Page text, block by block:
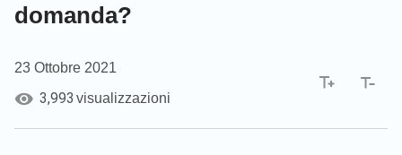
domanda?
23 Ottobre 2021
3,993 visualizzazioni